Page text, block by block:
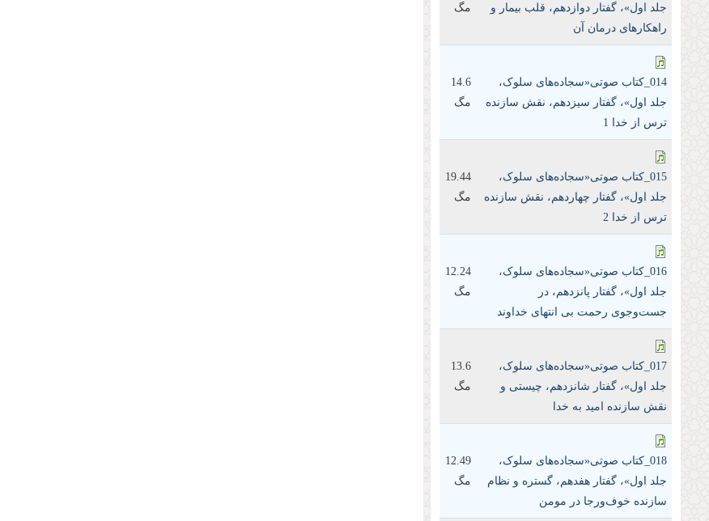
جلد اول»، گفتار دوازدهم، قلب بیمار و
راهکا‌رهای درمان آن
مگ
014_کتاب صوتی«سجاده‌های سلوک،
جلد اول»، گفتار سیزدهم، نقش سازنده
ترس از خدا 1
14.6
مگ
015_کتاب صوتی«سجاده‌های سلوک،
جلد اول»، گفتار چهاردهم، نقش سازنده
ترس از خدا 2
19.44
مگ
016_کتاب صوتی«سجاده‌های سلوک،
جلد اول»، گفتار پانزدهم، در
جست‌و‌جوی رحمت بی انتهای خداوند
12.24
مگ
017_کتاب صوتی«سجاده‌های سلوک،
جلد اول»، گفتار شانزدهم، چیستی و
نقش سازنده امید به خدا
13.6
مگ
018_کتاب صوتی«سجاده‌های سلوک،
جلد اول»، گفتار هفدهم، گستره و نظام
سازنده خوف‌و‌رجا در مومن
12.49
مگ